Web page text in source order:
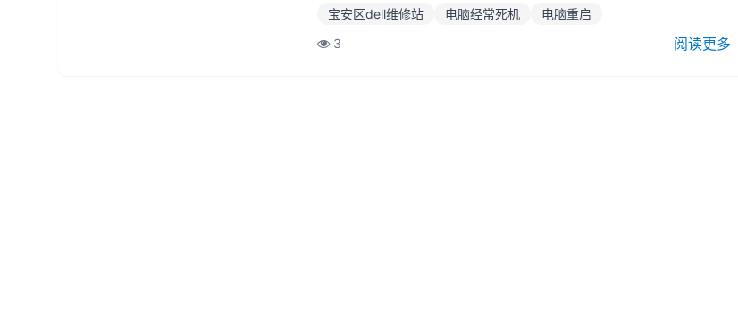
损坏时，运行中的电脑可自动关机，先检查硬件有无故障，把重点放
在主板，CPU风扇、主机、电源、然后...
宝安区dell维修站 电脑经常死机
电脑重启
3
阅读更多